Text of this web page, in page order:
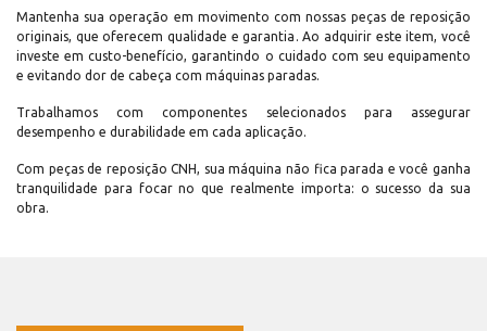
Mantenha sua operação em movimento com nossas peças de reposição
originais, que oferecem qualidade e garantia. Ao adquirir este item, você
investe em custo-benefício, garantindo o cuidado com seu equipamento
e evitando dor de cabeça com máquinas paradas.
Trabalhamos com componentes selecionados para assegurar
desempenho e durabilidade em cada aplicação.
Com peças de reposição CNH, sua máquina não fica parada e você ganha
tranquilidade para focar no que realmente importa: o sucesso da sua
obra.